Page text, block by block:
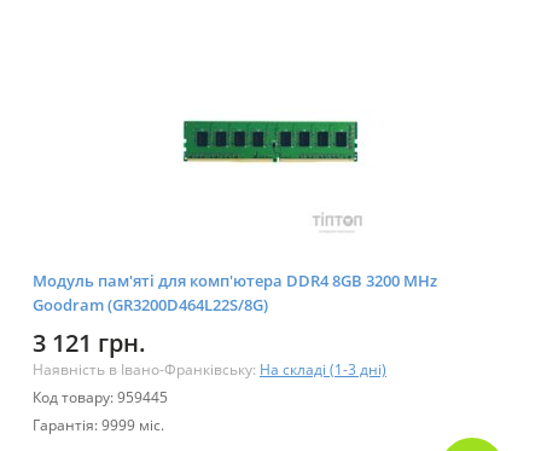
Модуль пам'яті для комп'ютера DDR4 8GB 3200 MHz
Goodram (GR3200D464L22S/8G)
3 121 грн.
Наявність в Івано-Франківську: На складі (1-3 дні)
Код товару: 959445
Гарантія: 9999 міс.